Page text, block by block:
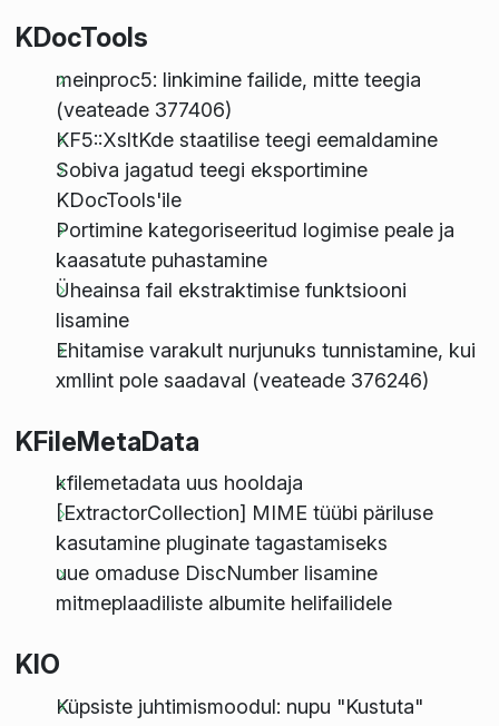
KDocTools
meinproc5: linkimine failide, mitte teegia
(veateade 377406)
KF5::XsltKde staatilise teegi eemaldamine
Sobiva jagatud teegi eksportimine
KDocTools'ile
Portimine kategoriseeritud logimise peale ja
kaasatute puhastamine
Üheainsa fail ekstraktimise funktsiooni
lisamine
Ehitamise varakult nurjunuks tunnistamine, kui
xmllint pole saadaval (veateade 376246)
KFileMetaData
kfilemetadata uus hooldaja
[ExtractorCollection] MIME tüübi päriluse
kasutamine pluginate tagastamiseks
uue omaduse DiscNumber lisamine
mitmeplaadiliste albumite helifailidele
KIO
Küpsiste juhtimismoodul: nupu "Kustuta"